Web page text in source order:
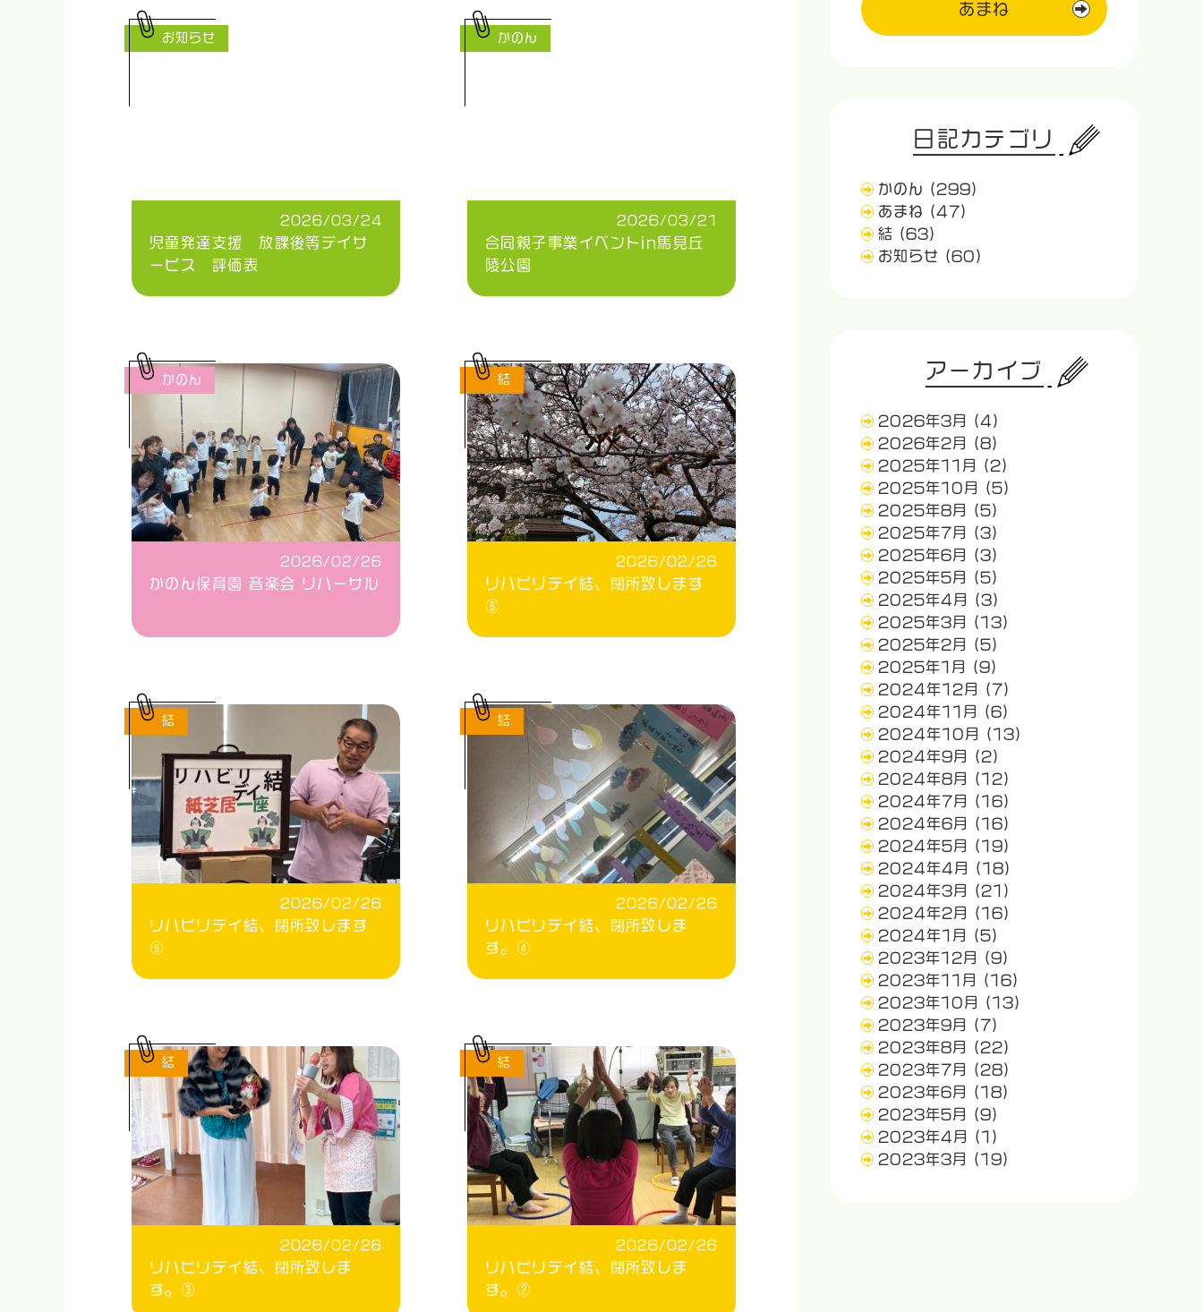
2026/03/24
児童発達支援 放課後等デイサ
ービス 評価表
お知らせ
2026/03/21
合同親子事業イベントin馬見丘
陵公園
かのん
2026/02/26
かのん保育園 音楽会 リハーサル
かのん
2026/02/26
リハビリデイ結、閉所致します
⑥
結
2026/02/26
リハビリデイ結、閉所致します
⑤
結
2026/02/26
リハビリデイ結、閉所致しま
す。④
結
2026/02/26
リハビリデイ結、閉所致しま
す。③
結
2026/02/26
リハビリデイ結、閉所致しま
す。②
結
あまね
日記カテゴリ
かのん
(299)
あまね
(47)
結 (63)
お知らせ
(60)
アーカイブ
2026年3月
(4)
2026年2月
(8)
2025年11月
(2)
2025年10月
(5)
2025年8月
(5)
2025年7月
(3)
2025年6月
(3)
2025年5月
(5)
2025年4月
(3)
2025年3月
(13)
2025年2月
(5)
2025年1月
(9)
2024年12月
(7)
2024年11月
(6)
2024年10月
(13)
2024年9月
(2)
2024年8月
(12)
2024年7月
(16)
2024年6月
(16)
2024年5月
(19)
2024年4月
(18)
2024年3月
(21)
2024年2月
(16)
2024年1月
(5)
2023年12月
(9)
2023年11月
(16)
2023年10月
(13)
2023年9月
(7)
2023年8月
(22)
2023年7月
(28)
2023年6月
(18)
2023年5月
(9)
2023年4月
(1)
2023年3月
(19)